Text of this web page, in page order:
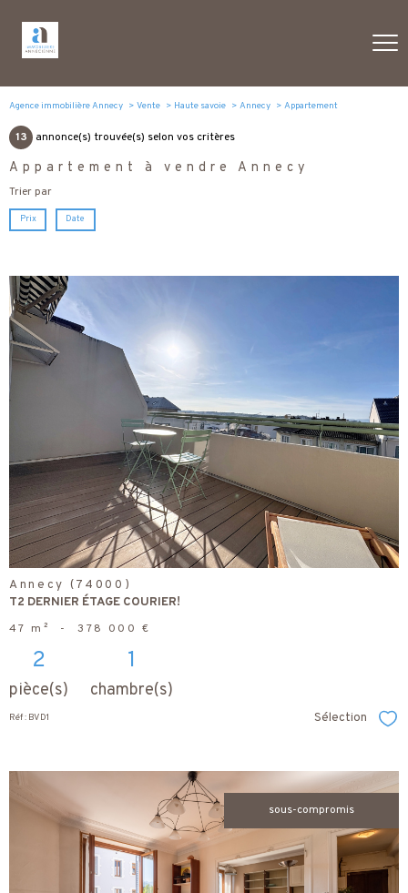
Agence immobilière Annecy Vente Haute savoie Annecy Appartement
13 annonce(s) trouvée(s) selon vos critères
Appartement à vendre Annecy
Trier par
Prix Date
voir le
bien
Annecy (74000)
T2 DERNIER ÉTAGE COURIER!
47 m² - 378 000 €
2
pièce(s)
1
chambre(s)
Réf : BVD1 Sélection
sous-compromis
voir le